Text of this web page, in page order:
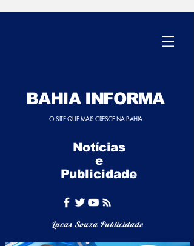
BAHIA INFORMA
O SITE QUE MAIS CRESCE NA BAHIA.
Notícias
e
Publicidade
Lucas Souza Publicidade